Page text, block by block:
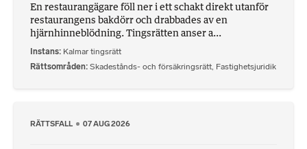
En restaurangägare föll ner i ett schakt direkt utanför
restaurangens bakdörr och drabbades av en
hjärnhinneblödning. Tingsrätten anser a...
Instans Kalmar tingsrätt
Rättsområden Skadestånds- och försäkringsrätt Fastighetsjuridik
RÄTTSFALL 07 AUG 2026